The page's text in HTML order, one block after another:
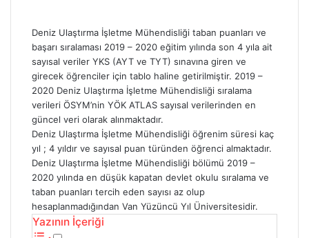
Deniz Ulaştırma İşletme Mühendisliği taban puanları ve
başarı sıralaması 2019 – 2020 eğitim yılında son 4 yıla ait
sayısal veriler YKS (AYT ve TYT) sınavına giren ve
girecek öğrenciler için tablo haline getirilmiştir. 2019 –
2020 Deniz Ulaştırma İşletme Mühendisliği sıralama
verileri ÖSYM’nin YÖK ATLAS sayısal verilerinden en
güncel veri olarak alınmaktadır.
Deniz Ulaştırma İşletme Mühendisliği öğrenim süresi kaç
yıl ; 4 yıldır ve sayısal puan türünden öğrenci almaktadır.
Deniz Ulaştırma İşletme Mühendisliği bölümü 2019 –
2020 yılında en düşük kapatan devlet okulu sıralama ve
taban puanları tercih eden sayısı az olup
hesaplanmadığından Van Yüzüncü Yıl Üniversitesidir.
Yazının İçeriği